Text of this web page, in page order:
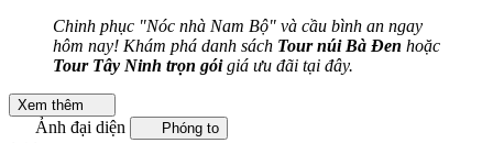
Chinh phục "Nóc nhà Nam Bộ" và cầu bình an ngay
hôm nay! Khám phá danh sách Tour núi Bà Đen hoặc
Tour Tây Ninh trọn góigiá ưu đãi tại đây.
Xem thêm
Ảnh đại diện Phóng to